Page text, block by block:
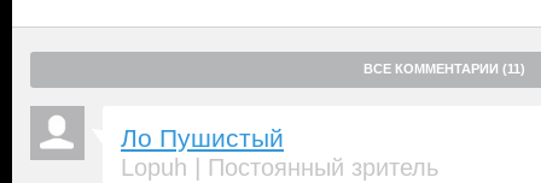
ВСЕ КОММЕНТАРИИ (11)
Ло Пушистый
Lopuh | Постоянный зритель